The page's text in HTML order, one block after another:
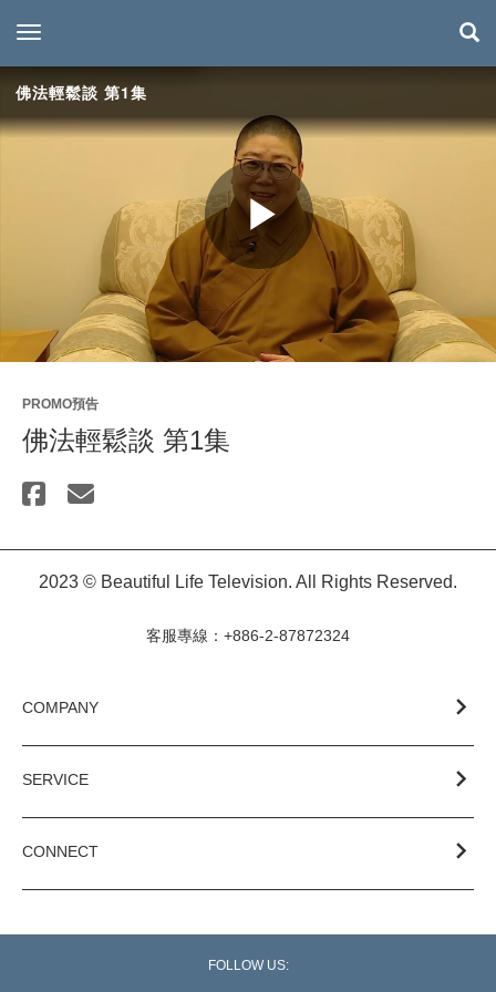
toggle navigation
佛法輕鬆談 第1集
Play
Video
PROMO預告
佛法輕鬆談 第1集
2023 © Beautiful Life Television. All Rights Reserved.
客服專線：+886-2-87872324
COMPANY
SERVICE
CONNECT
FOLLOW US: